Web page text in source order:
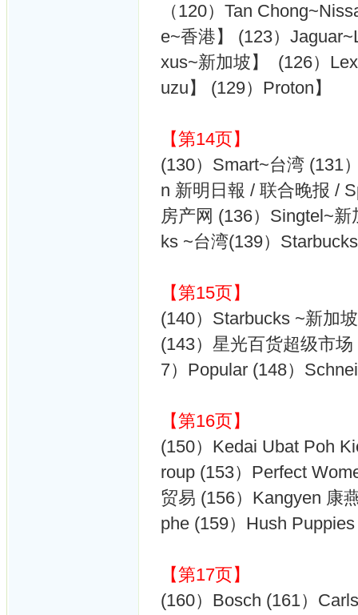
（120）Tan
e~香港】 (123）
xus~新加坡】 (126）
uzu】 (129）Proton】
【第14页】
(130）Smart~台湾 (131
n 新明日報 / 联合晚报 /
房产网 (136）Singtel~
ks ~台湾(139）
【第15页】
(140）Starbucks ~新加
(143）星光百货超级市
7）Popular (148）
【第16页】
(150）Kedai Ubat Poh
roup (153）Perfect
贸易 (156）Kangyen 康
phe (159）Hush
【第17页】
(160）Bosch (161）